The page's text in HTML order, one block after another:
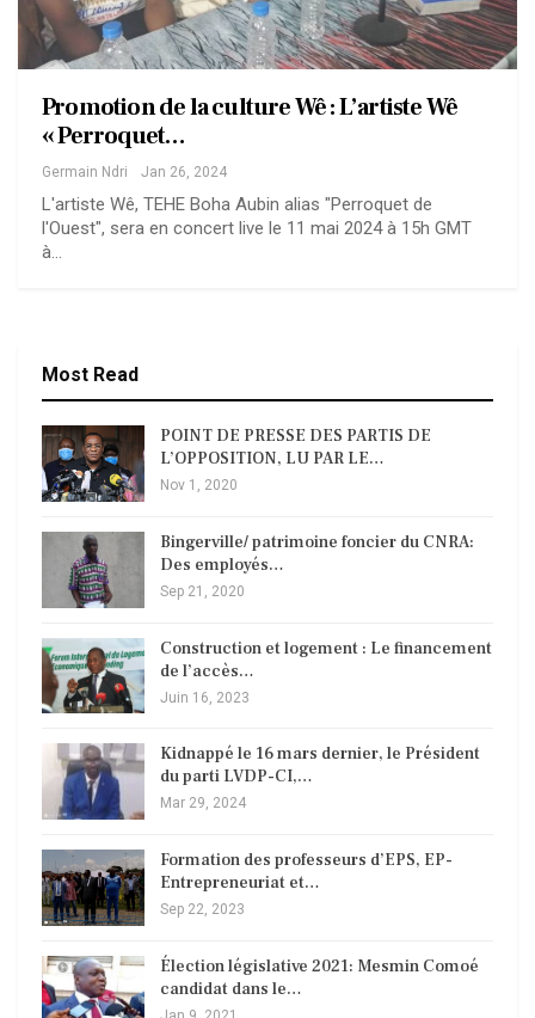
Promotion de la culture Wê : L’artiste Wê
« Perroquet…
Germain Ndri Jan 26, 2024
L'artiste Wê, TEHE Boha Aubin alias "Perroquet de
l'Ouest", sera en concert live le 11 mai 2024 à 15h GMT
à…
Most Read
POINT DE PRESSE DES PARTIS DE
L’OPPOSITION, LU PAR LE…
Nov 1, 2020
Bingerville/ patrimoine foncier du CNRA:
Des employés…
Sep 21, 2020
Construction et logement : Le financement
de l’accès…
Juin 16, 2023
Kidnappé le 16 mars dernier, le Président
du parti LVDP-CI,…
Mar 29, 2024
Formation des professeurs d’EPS, EP-
Entrepreneuriat et…
Sep 22, 2023
Élection législative 2021: Mesmin Comoé
candidat dans le…